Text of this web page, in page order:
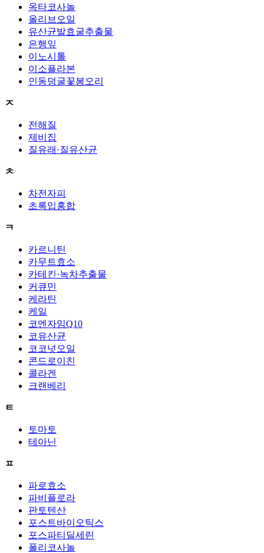
옥타코사놀
올리브오일
유산균발효굴추출물
은행잎
이노시톨
이소플라본
인동덩굴꽃봉오리
ㅈ
전해질
제비집
질유래·질유산균
ㅊ
차전자피
초록입홍합
ㅋ
카르니틴
카무트효소
카테킨·녹차추출물
커큐민
케라틴
케일
코엔자임Q10
코유산균
코코넛오일
콘드로이친
콜라겐
크랜베리
ㅌ
토마토
테아닌
ㅍ
파로효소
파비플로라
판토텐산
포스트바이오틱스
포스파티딜세린
폴리코사놀